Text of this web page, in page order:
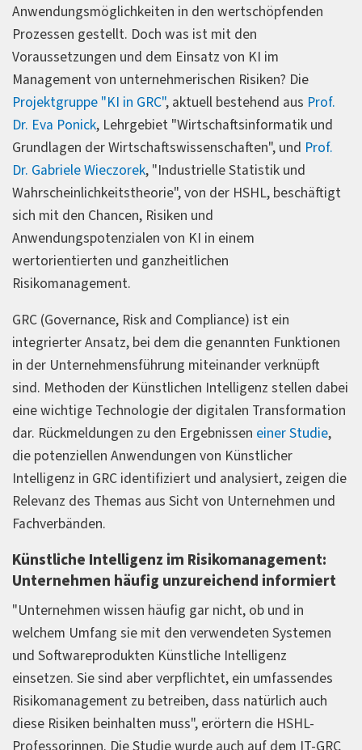
Anwendungsmöglichkeiten in den wertschöpfenden
Prozessen gestellt. Doch was ist mit den
Voraussetzungen und dem Einsatz von KI im
Management von unternehmerischen Risiken? Die
Projektgruppe "KI in GRC", aktuell bestehend aus Prof.
Dr. Eva Ponick, Lehrgebiet "Wirtschaftsinformatik und
Grundlagen der Wirtschaftswissenschaften", und Prof.
Dr. Gabriele Wieczorek, "Industrielle Statistik und
Wahrscheinlichkeitstheorie", von der HSHL, beschäftigt
sich mit den Chancen, Risiken und
Anwendungspotenzialen von KI in einem
wertorientierten und ganzheitlichen
Risikomanagement.
GRC (Governance, Risk and Compliance) ist ein
integrierter Ansatz, bei dem die genannten Funktionen
in der Unternehmensführung miteinander verknüpft
sind. Methoden der Künstlichen Intelligenz stellen dabei
eine wichtige Technologie der digitalen Transformation
dar. Rückmeldungen zu den Ergebnissen einer Studie,
die potenziellen Anwendungen von Künstlicher
Intelligenz in GRC identifiziert und analysiert, zeigen die
Relevanz des Themas aus Sicht von Unternehmen und
Fachverbänden.
Künstliche Intelligenz im Risikomanagement:
Unternehmen häufig unzureichend informiert
"Unternehmen wissen häufig gar nicht, ob und in
welchem Umfang sie mit den verwendeten Systemen
und Softwareprodukten Künstliche Intelligenz
einsetzen. Sie sind aber verpflichtet, ein umfassendes
Risikomanagement zu betreiben, dass natürlich auch
diese Risiken beinhalten muss", erörtern die HSHL-